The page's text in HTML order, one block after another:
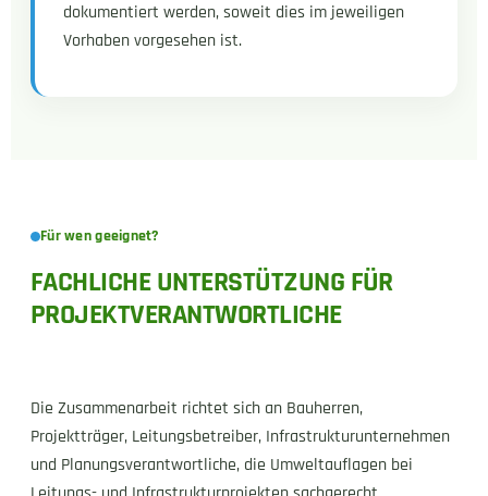
dokumentiert werden, soweit dies im jeweiligen
Vorhaben vorgesehen ist.
Für wen geeignet?
FACHLICHE UNTERSTÜTZUNG FÜR
PROJEKTVERANTWORTLICHE
Die Zusammenarbeit richtet sich an Bauherren,
Projektträger, Leitungsbetreiber, Infrastrukturunternehmen
und Planungsverantwortliche, die Umweltauflagen bei